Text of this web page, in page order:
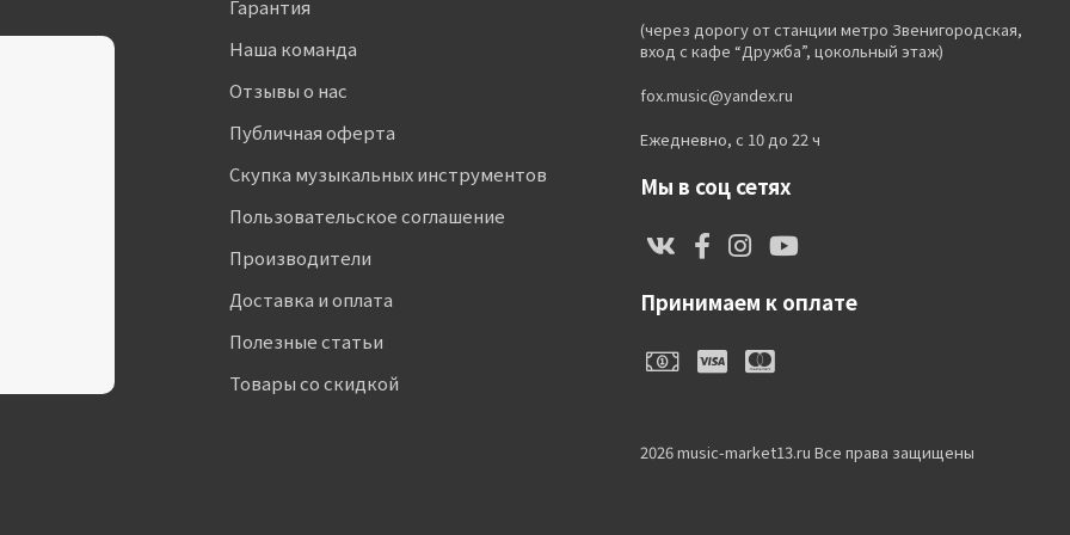
Гарантия
Наша команда
Отзывы о нас
Публичная оферта
Скупка музыкальных инструментов
Пользовательское соглашение
Производители
Доставка и оплата
Полезные статьи
Товары со скидкой
(через дорогу от станции метро Звенигородская,
вход с кафе “Дружба”, цокольный этаж)
fox.music@yandex.ru
Ежедневно, с 10 до 22 ч
Мы в соц сетях
Принимаем к оплате
2026 music-market13.ru Все права защищены